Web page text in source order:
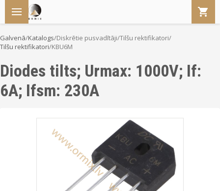
Galvenā/Katalogs/Diskrētie pusvadītāji/Tilšu rektifikatori/
Tilšu rektifikatori/KBU6M
Diodes tilts; Urmax: 1000V; If:
6A; Ifsm: 230A